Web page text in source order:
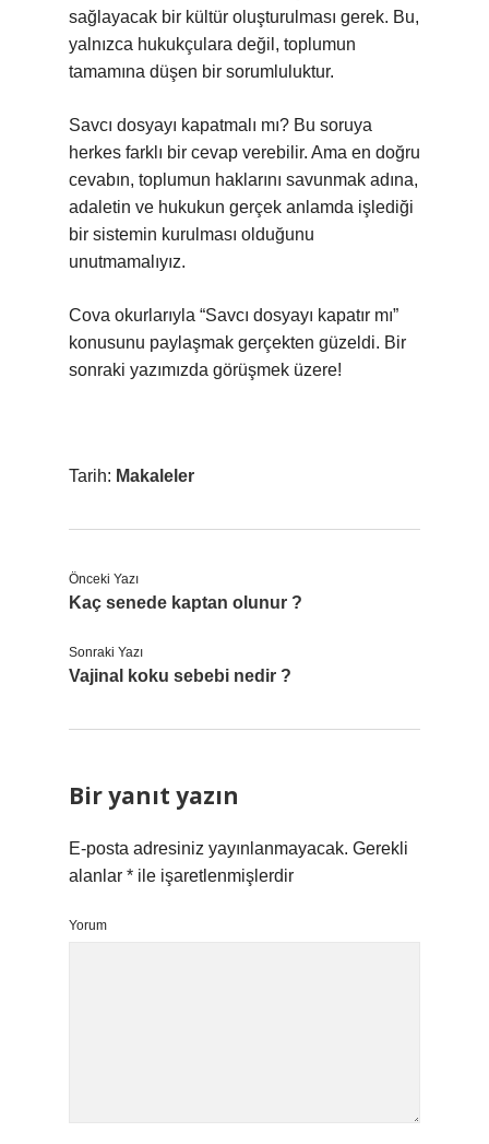
sağlayacak bir kültür oluşturulması gerek. Bu,
yalnızca hukukçulara değil, toplumun
tamamına düşen bir sorumluluktur.
Savcı dosyayı kapatmalı mı? Bu soruya
herkes farklı bir cevap verebilir. Ama en doğru
cevabın, toplumun haklarını savunmak adına,
adaletin ve hukukun gerçek anlamda işlediği
bir sistemin kurulması olduğunu
unutmamalıyız.
Cova okurlarıyla “Savcı dosyayı kapatır mı”
konusunu paylaşmak gerçekten güzeldi. Bir
sonraki yazımızda görüşmek üzere!
Tarih: Makaleler
Önceki Yazı
Kaç senede kaptan olunur ?
Sonraki Yazı
Vajinal koku sebebi nedir ?
Bir yanıt yazın
E-posta adresiniz yayınlanmayacak. Gerekli
alanlar * ile işaretlenmişlerdir
Yorum